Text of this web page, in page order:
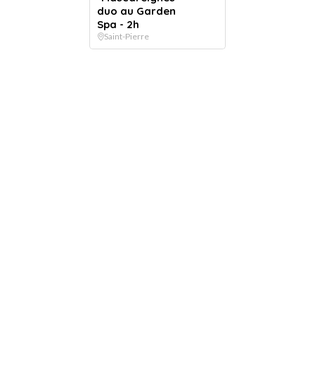
duo au Garden
Spa - 2h
Saint-PierreJe reçois
le bon cadeau immédiatement par mail ou par voie postale